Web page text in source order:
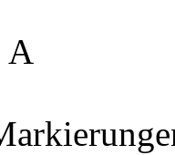
A